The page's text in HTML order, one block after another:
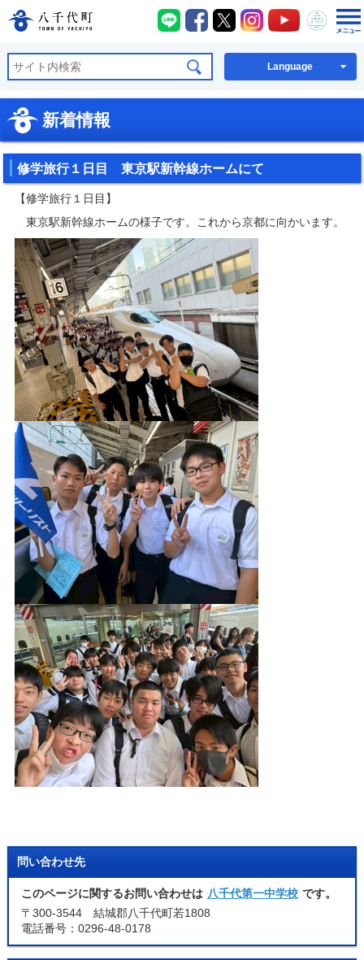
八千代町公式ホームページ
八千代町LINE
八千代町Facebook
八千代町X八千代町Instagram
八千代町
八千
Language
新着情報
修学旅行１日目 東京駅新幹線ホームにて
【修学旅行１日目】
東京駅新幹線ホームの様子です。これから京都に向かいます。
問い合わせ先
このページに関するお問い合わせは 八千代第一中学校 です。
〒300-3544 結城郡八千代町若1808
電話番号：0296-48-0178